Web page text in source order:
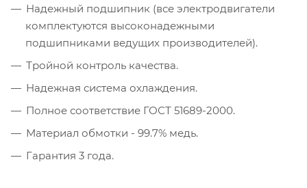
Надежный подшипник (все электродвигатели
комплектуются высоконадежными
подшипниками ведущих производителей).
Тройной контроль качества.
Надежная система охлаждения.
Полное соответствие ГОСТ 51689-2000.
Материал обмотки - 99.7% медь.
Гарантия 3 года.